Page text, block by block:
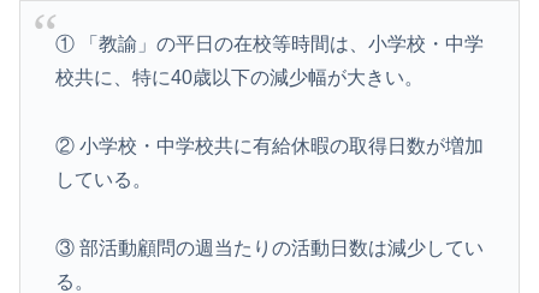
① 「教諭」の平日の在校等時間は、小学校・中学
校共に、特に40歳以下の減少幅が大きい。
② 小学校・中学校共に有給休暇の取得日数が増加
している。
③ 部活動顧問の週当たりの活動日数は減少してい
る。